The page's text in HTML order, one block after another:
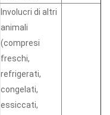
Involucri di altri
animali
(compresi
freschi,
refrigerati,
congelati,
essiccati,